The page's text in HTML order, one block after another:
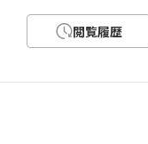
閲覧履歴